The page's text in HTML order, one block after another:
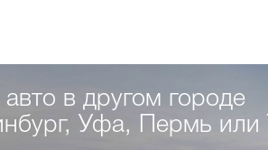
авто в другом городе
Уфа, Пермь или